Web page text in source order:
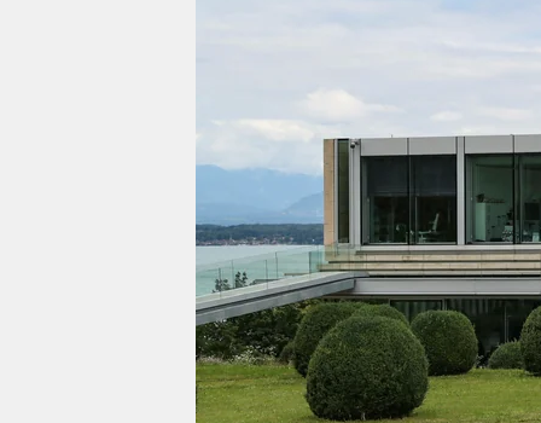
veranstaltungen
fragen & hilfe
unterstützen
abo
genossenschaft